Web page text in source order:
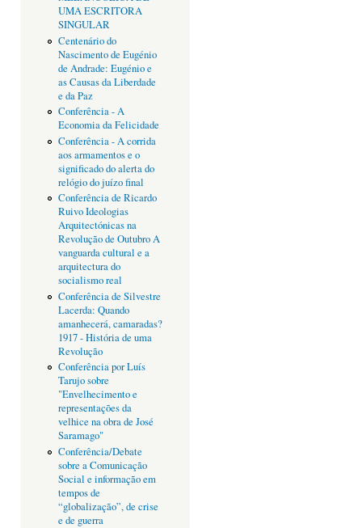
UMA ESCRITORA
SINGULAR
Centenário do
Nascimento de Eugénio
de Andrade: Eugénio e
as Causas da Liberdade
e da Paz
Conferência - A
Economia da Felicidade
Conferência - A corrida
aos armamentos e o
significado do alerta do
relógio do juízo final
Conferência de Ricardo
Ruivo Ideologias
Arquitectónicas na
Revolução de Outubro A
vanguarda cultural e a
arquitectura do
socialismo real
Conferência de Silvestre
Lacerda: Quando
amanhecerá, camaradas?
1917 - História de uma
Revolução
Conferência por Luís
Tarujo sobre
"Envelhecimento e
representações da
velhice na obra de José
Saramago"
Conferência/Debate
sobre a Comunicação
Social e informação em
tempos de
“globalização”, de crise
e de guerra